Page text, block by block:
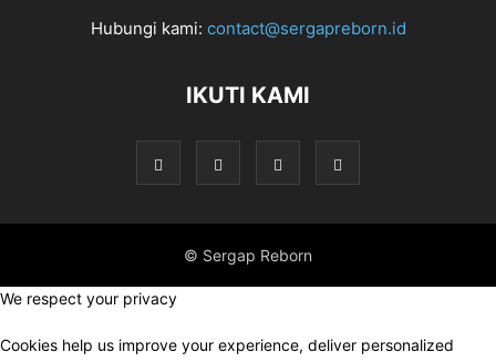
Hubungi kami: contact@sergapreborn.id
IKUTI KAMI
© Sergap Reborn
We respect your privacy
Cookies help us improve your experience, deliver personalized